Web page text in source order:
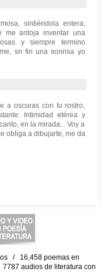
sintiéndola entera,
me antoja inventar una
y siempre termino
sn fin una sonrisa yo
a oscuras con tu rostro,
Intimidad etérea y
en la mirada... Voy a
obliga a dibujarte, me da
/ 16,458 poemas en
audios de literatura con